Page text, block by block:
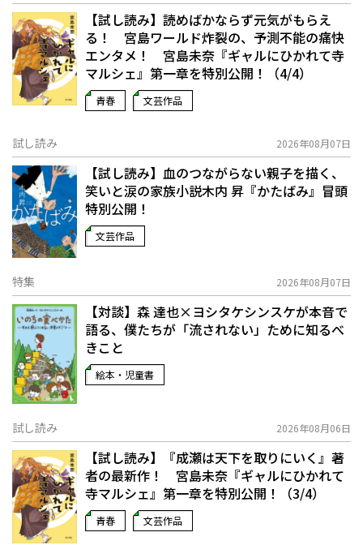
【試し読み】読めばかならず元気がもらえ
る！ 宮島ワールド炸裂の、予測不能の痛快
エンタメ！ 宮島未奈『ギャルにひかれて寺
マルシェ』第一章を特別公開！（4/4）
青春 文芸作品
試し読み 2026年08月07日
【試し読み】血のつながらない親子を描く、
笑いと涙の家族小説――木内 昇『かたばみ』冒頭
特別公開！
文芸作品
特集 2026年08月07日
【対談】森 達也×ヨシタケシンスケが本音で
語る、僕たちが「流されない」ために知るべ
きこと
絵本・児童書
試し読み 2026年08月06日
【試し読み】『成瀬は天下を取りにいく』著
者の最新作！ 宮島未奈『ギャルにひかれて
寺マルシェ』第一章を特別公開！（3/4）
青春 文芸作品